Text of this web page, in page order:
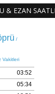
& EZAN